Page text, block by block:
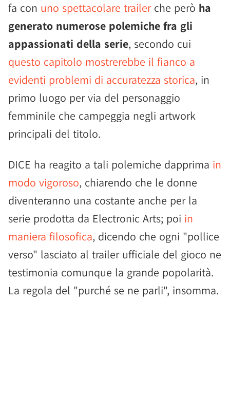
fa con uno spettacolare trailerche però ha
generato numerose polemiche fra gli
appassionati della serie, secondo cui
questo capitolo mostrerebbe il fianco a
evidenti problemi di accuratezza storica, in
primo luogo per via del personaggio
femminile che campeggia negli artwork
principali del titolo.
DICE ha reagito a tali polemiche dapprima in
modo vigoroso, chiarendo che le donne
diventeranno una costante anche per la
serie prodotta da Electronic Arts; poi in
maniera filosofica, dicendo che ogni "pollice
verso" lasciato al trailer ufficiale del gioco ne
testimonia comunque la grande popolarità.
La regola del "purché se ne parli", insomma.